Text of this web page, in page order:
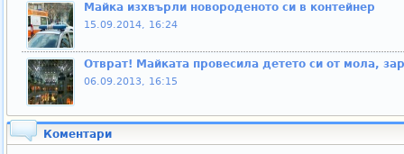
Майка изхвърли новороденото си в контейнер
15.09.2014, 16:24
Отврат! Майката провесила детето си от мола,
06.09.2013, 16:15
Коментари